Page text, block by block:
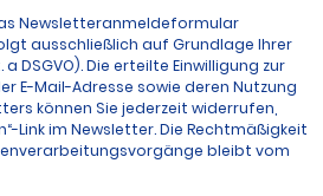
Newsletteranmeldeformular
ausschließlich auf Grundlage Ihrer
a DSGVO). Die erteilte Einwilligung zur
E-Mail-Adresse sowie deren Nutzung
können Sie jederzeit widerrufen,
Link im Newsletter. Die Rechtmäßigkeit
bleibt vom